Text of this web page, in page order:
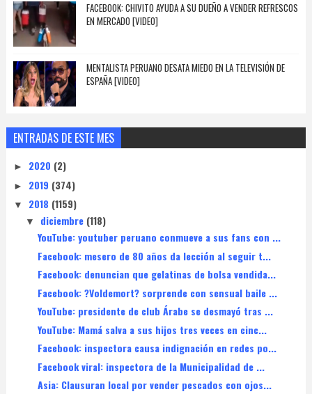
FACEBOOK: CHIVITO AYUDA A SU DUEÑO A VENDER REFRESCOS
EN MERCADO [VIDEO]
MENTALISTA PERUANO DESATA MIEDO EN LA TELEVISIÓN DE
ESPAÑA [VIDEO]
ENTRADAS DE ESTE MES
► 2020 (2)
► 2019 (374)
▼ 2018 (1159)
▼ diciembre (118)
YouTube: youtuber peruano conmueve a sus fans con ...
Facebook: mesero de 80 años da lección al seguir t...
Facebook: denuncian que gelatinas de bolsa vendida...
Facebook: ?Voldemort? sorprende con sensual baile ...
YouTube: presidente de club Árabe se desmayó tras ...
YouTube: Mamá salva a sus hijos tres veces en cinc...
Facebook: inspectora causa indignación en redes po...
Facebook viral: inspectora de la Municipalidad de ...
Asia: Clausuran local por vender pescados con ojos...